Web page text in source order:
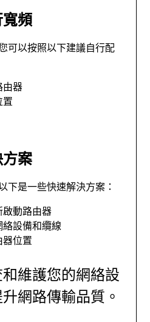
頻
可以按照以下建議自行配
由器
置
案
下是一些快速解決方案：
啟動路由器
絡設備和纜線
器位置
維護您的網絡設
網路傳輸品質。